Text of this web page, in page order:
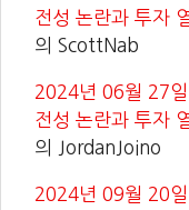
전성 논란과 투자
의 ScottNab
2024년 06월 27
전성 논란과 투자
의
JordanJoino
2024년 09월 20